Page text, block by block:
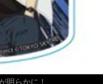
明らかに！